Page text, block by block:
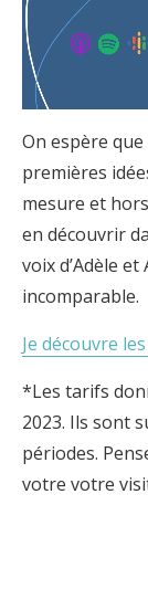
On espère
premières
mesure et
en découvrir
voix d’Adèle
incomparable.
Je découvre
*Les tarifs
2023. Ils sont
périodes.
votre votre